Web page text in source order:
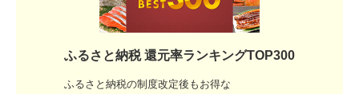
ふるさと納税 還元率ランキングTOP300
ふるさと納税の制度改定後もお得な